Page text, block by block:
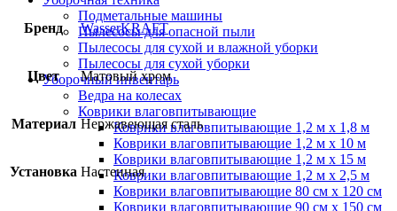
Подметальные машины
Пылесосы для опасной пыли
Пылесосы для сухой и влажной уборки
Пылесосы для сухой уборки
Уборочный инвентарь
Ведра на колесах
Коврики влаговпитывающие
Коврики влаговпитывающие 1,2 м х 1,8 м
Коврики влаговпитывающие 1,2 м х 10 м
Коврики влаговпитывающие 1,2 м х 15 м
Коврики влаговпитывающие 1,2 м х 2,5 м
Коврики влаговпитывающие 80 см х 120 см
Коврики влаговпитывающие 90 см х 150 см
Бренд WasserKRAFT
Цвет Матовый хром
Материал Нержавеющая сталь
Установка Настенная